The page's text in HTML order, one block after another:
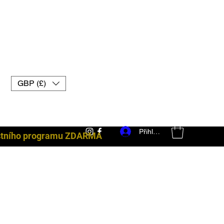
GBP (£)
Přihlásit se
programu ZDARMA bojové vybavení uk muay thai rukavice